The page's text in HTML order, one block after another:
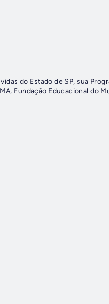
do Estado de SP, sua
Fundação Educacional do